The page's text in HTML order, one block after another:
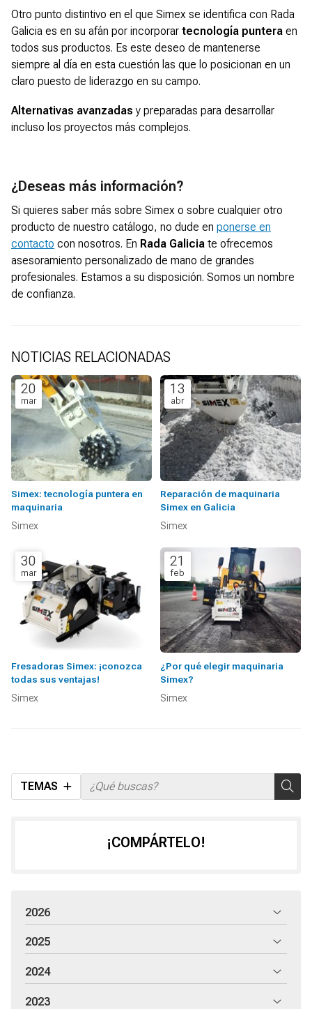
TEMAS
Otro punto distintivo en el que Simex se identifica con Rada
Galicia es en su afán por incorporar tecnología puntera en
todos sus productos. Es este deseo de mantenerse
siempre al día en esta cuestión las que lo posicionan en un
claro puesto de liderazgo en su campo.
Alternativas avanzadas y preparadas para desarrollar
incluso los proyectos más complejos.
¿Deseas más información?
Si quieres saber más sobre Simex o sobre cualquier otro
producto de nuestro catálogo, no dude en ponerse en
contacto con nosotros. En Rada Galicia te ofrecemos
asesoramiento personalizado de mano de grandes
profesionales. Estamos a su disposición. Somos un nombre
de confianza.
NOTICIAS RELACIONADAS
20
mar
Simex: tecnología puntera en
maquinaria
Simex
13
abr
Reparación de maquinaria
Simex en Galicia
Simex
30
mar
Fresadoras Simex: ¡conozca
todas sus ventajas!
Simex
21
feb
¿Por qué elegir maquinaria
Simex?
Simex
¡COMPÁRTELO!
2026
2025
2024
2023